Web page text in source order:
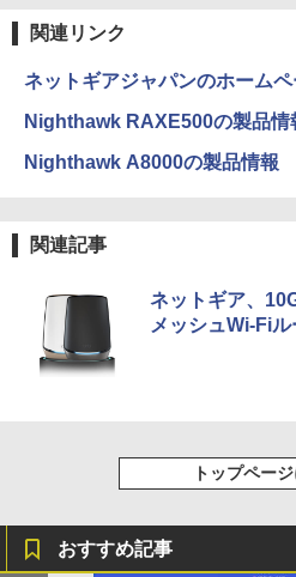
関連リンク
ネットギアジャパンのホームペ
Nighthawk RAXE500の製品情
Nighthawk A8000の製品情報
関連記事
ネットギア、
メッシュWi-Fi
トップペー
おすすめ記事